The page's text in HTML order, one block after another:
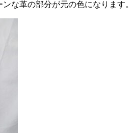
革の部分が元の色になります。